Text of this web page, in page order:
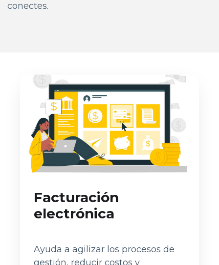
conectes.
Facturación
electrónica
Ayuda a agilizar los procesos de
gestión, reducir costos y